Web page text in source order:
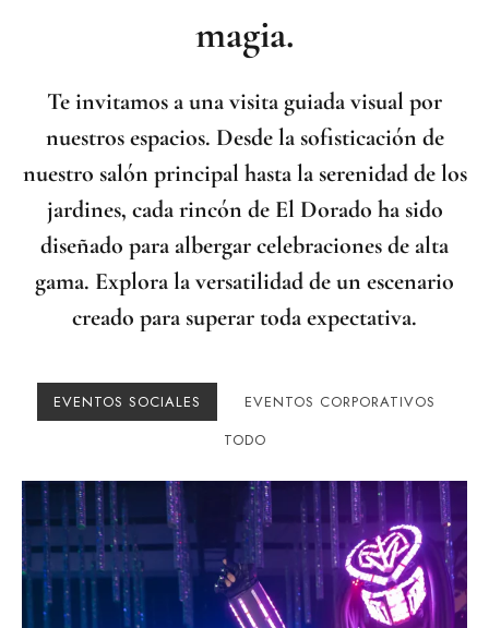
magia.
Te invitamos a una visita guiada visual por
nuestros espacios. Desde la sofisticación de
nuestro salón principal hasta la serenidad de los
jardines, cada rincón de El Dorado ha sido
diseñado para albergar celebraciones de alta
gama. Explora la versatilidad de un escenario
creado para superar toda expectativa.
EVENTOS SOCIALES
EVENTOS CORPORATIVOS
TODO